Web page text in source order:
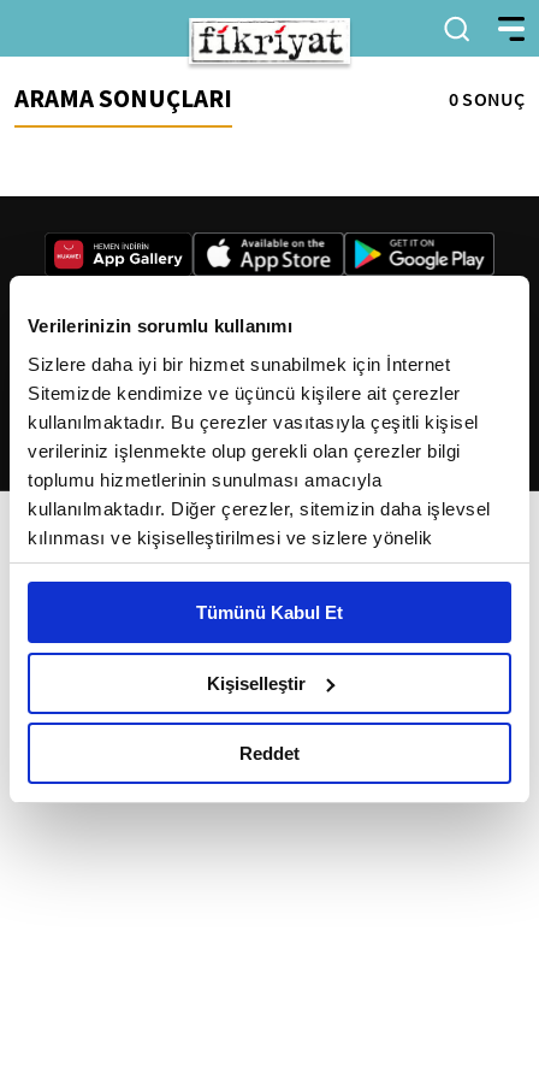
Verilerinizin sorumlu kullanımı
Sizlere daha iyi bir hizmet sunabilmek için İnternet
Sitemizde kendimize ve üçüncü kişilere ait çerezler
kullanılmaktadır. Bu çerezler vasıtasıyla çeşitli kişisel
verileriniz işlenmekte olup gerekli olan çerezler bilgi
toplumu hizmetlerinin sunulması amacıyla
kullanılmaktadır. Diğer çerezler, sitemizin daha işlevsel
kılınması ve kişiselleştirilmesi ve sizlere yönelik
reklam/pazarlama faaliyetlerinin yapılması, amaçlarıyla
Çerezlere ilişkin tercihlerinizi çerez paneli vasıtasıyla
belirleyebilirsiniz. Çerezlere ilişkin detaylı bilgi için
Ayarlar butonuna tıklayabilir,Çerez Bilgilendirme
Metnimizi ziyaret edebilirsiniz.
okumak ve sitemizi ziyaretiniz kapsamında
Tümünü Kabul Et
Kişiselleştir
Reddet
ARAMA SONUÇLARI 0 SONUÇ
2026Fikriyat. Tüm hakları saklıdır.